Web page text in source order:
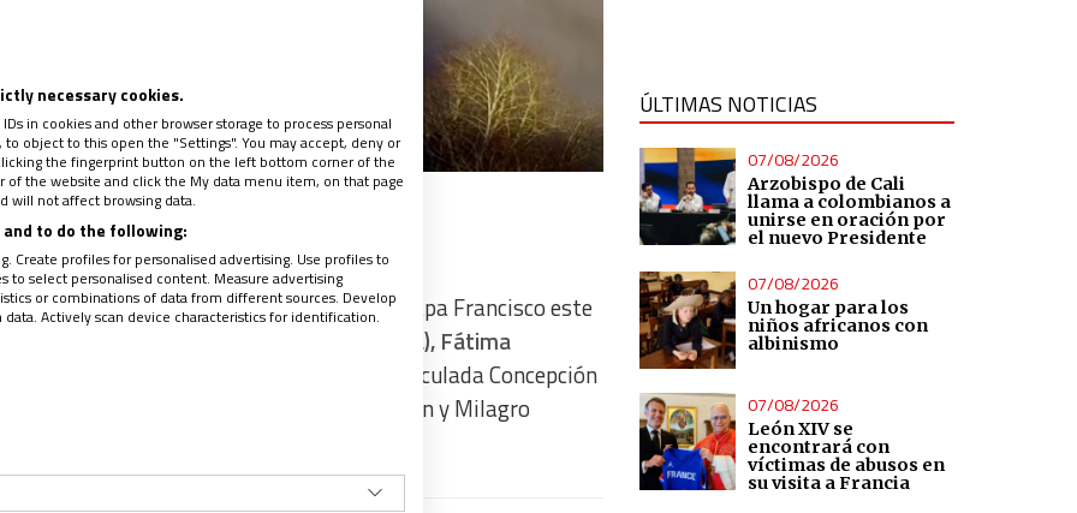
rezo del Santo Rosario dirigido por el papa Francisco este
así, a los santuarios de
Lourdes (Francia), Fátima
Rotondo y Pompeya (Italia),
Inmaculada Concepción
(México), Chiquinquirá (Colombia), Luján y Milagro
Dame de la Paix (Costa de Marfil).
ÚLTIMAS NOTICIAS
07/08/2026
Arzobispo de Cali
llama a colombianos a
unirse en oración por
el nuevo Presidente
07/08/2026
Un hogar para los
niños africanos con
albinismo
07/08/2026
León XIV se
encontrará con
víctimas de abusos en
su visita a Francia
necessary cookies.
in cookies and other browser storage to process personal
object to this open the "Settings". You may accept, deny or
the fingerprint button on the left bottom corner of the
the website and click the My data menu item, on that page
will not affect browsing data.
to do the following:
Create profiles for personalised advertising. Use profiles to
to select personalised content. Measure advertising
or combinations of data from different sources. Develop
Actively scan device characteristics for identification.